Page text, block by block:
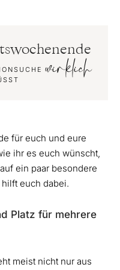
wirklich
für euch und eure
ihr es euch wünscht,
ein paar besondere
euch dabei.
Platz für mehrere
meist nicht nur aus